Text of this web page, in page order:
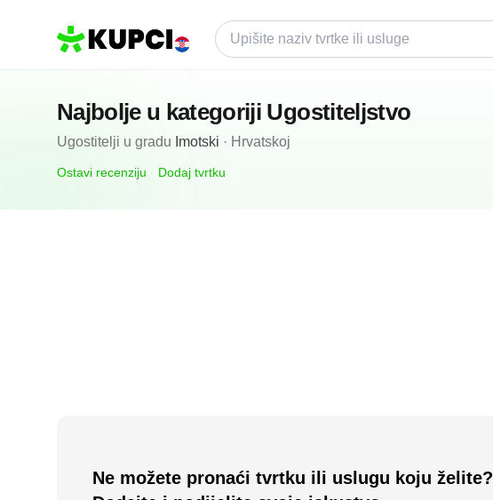
Najbolje u kategoriji Ugostiteljstvo
Ugostitelji u gradu Imotski · Hrvatskoj
Ostavi recenziju · Dodaj tvrtku
Ne možete pronaći tvrtku ili uslugu koju želite?